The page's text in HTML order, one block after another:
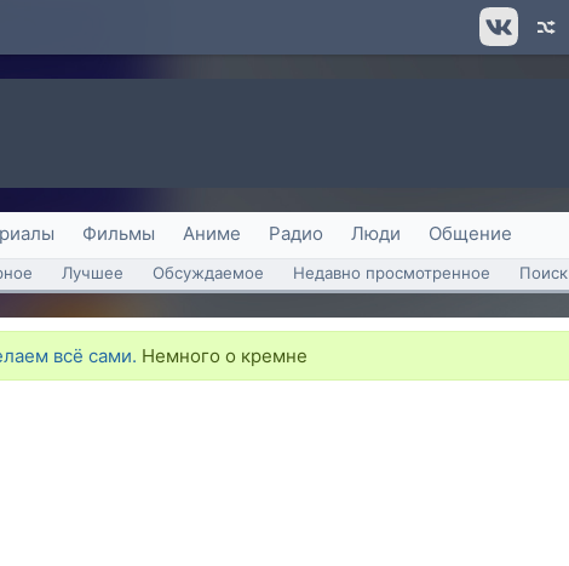
Фильмы Аниме Радио Люди Общение
Лучшее Обсуждаемое Недавно просмотренное Поиск
всё сами. Немного о кремне